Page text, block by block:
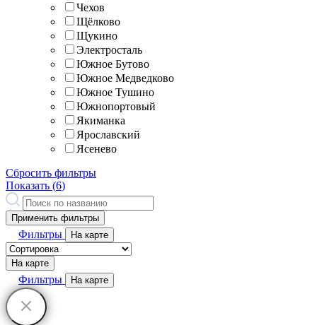
Чехов
Щёлково
Щукино
Электросталь
Южное Бутово
Южное Медведково
Южное Тушино
Южнопортовый
Якиманка
Ярославский
Ясенево
Сбросить фильтры
Показать (6)
Применить фильтры
Фильтры На карте
На карте
Фильтры На карте